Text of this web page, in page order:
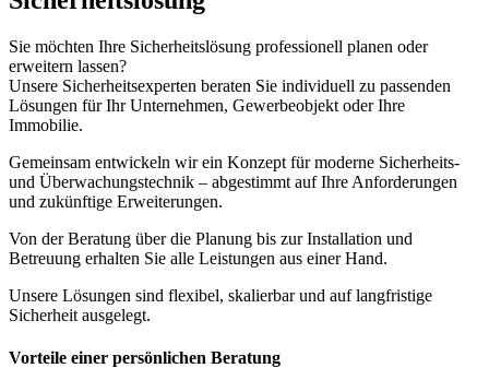
Sie möchten Ihre Sicherheitslösung professionell planen oder
erweitern lassen?
Unsere Sicherheitsexperten beraten Sie individuell zu passenden
Lösungen für Ihr Unternehmen, Gewerbeobjekt oder Ihre
Immobilie.
Gemeinsam entwickeln wir ein Konzept für moderne Sicherheits-
und Überwachungstechnik – abgestimmt auf Ihre Anforderungen
und zukünftige Erweiterungen.
Von der Beratung über die Planung bis zur Installation und
Betreuung erhalten Sie alle Leistungen aus einer Hand.
Unsere Lösungen sind flexibel, skalierbar und auf langfristige
Sicherheit ausgelegt.
Vorteile einer persönlichen Beratung